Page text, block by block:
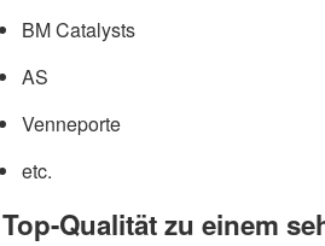
BM Catalysts
AS
Venneporte
etc.
Top-Qualität zu einem